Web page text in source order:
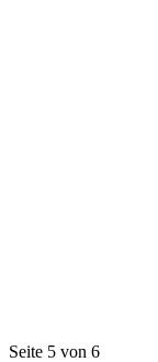
Seite 5 von 6